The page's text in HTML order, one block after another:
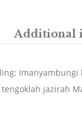
Additional
jazirah